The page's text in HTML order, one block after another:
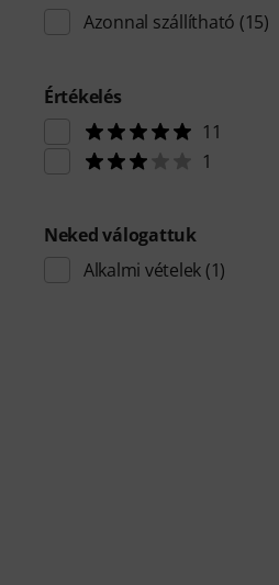
Azonnal szállítható (15)
Értékelés
11
1
Neked válogattuk
Alkalmi vételek (1)